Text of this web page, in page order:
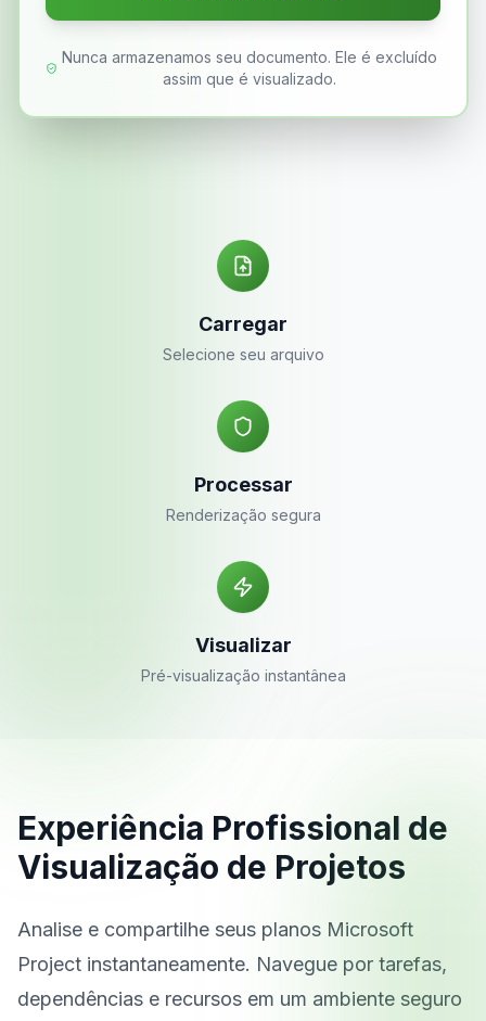
Nunca armazenamos seu documento. Ele é excluído
assim que é visualizado.
Carregar
Selecione seu arquivo
Processar
Renderização segura
Visualizar
Pré-visualização instantânea
Experiência Profissional de
Visualização de Projetos
Analise e compartilhe seus planos Microsoft
Project instantaneamente. Navegue por tarefas,
dependências e recursos em um ambiente seguro